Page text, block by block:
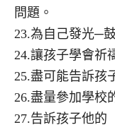
問題。
23.為自己發光─
24.讓孩子學會祈
25.盡可能告訴孩
26.盡量參加學校
27.告訴孩子他的